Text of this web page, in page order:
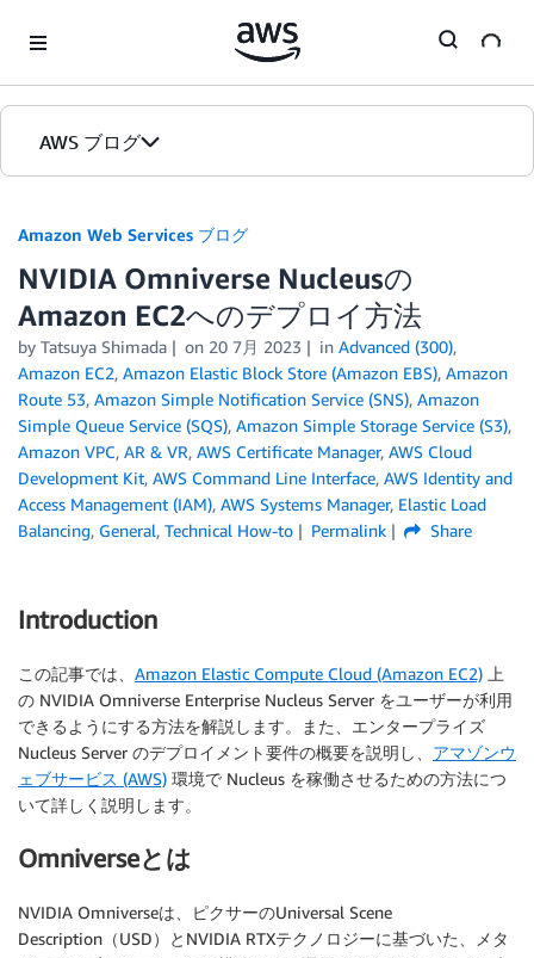
AWS ブログ
カテゴリ
エディション
Amazon Web Services ブログ
NVIDIA Omniverse Nucleusの
Amazon EC2へのデプロイ方法
by Tatsuya Shimada on 20 7月 2023 in Advanced (300),
Amazon EC2, Amazon Elastic Block Store (Amazon EBS), Amazon
Route 53, Amazon Simple Notification Service (SNS), Amazon
Simple Queue Service (SQS), Amazon Simple Storage Service (S3),
Amazon VPC, AR & VR, AWS Certificate Manager, AWS Cloud
Development Kit, AWS Command Line Interface, AWS Identity and
Access Management (IAM), AWS Systems Manager, Elastic Load
Balancing, General, Technical How-to Permalink Share
Introduction
この記事では、 Amazon Elastic Compute Cloud (Amazon EC2) 上
の NVIDIA Omniverse Enterprise Nucleus Server をユーザーが利用
できるようにする方法を解説します。また、エンタープライズ
Nucleus Server のデプロイメント要件の概要を説明し、 アマゾンウ
ェブサービス (AWS) 環境で Nucleus を稼働させるための方法につ
いて詳しく説明します。
Omniverseとは
NVIDIA Omniverseは、ピクサーのUniversal Scene
Description（USD）とNVIDIA RTXテクノロジーに基づいた、メタ